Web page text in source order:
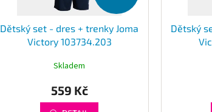
Dětský set - dres + trenky Joma
Victory 103734.203
Skladem
559 Kč
Dětský